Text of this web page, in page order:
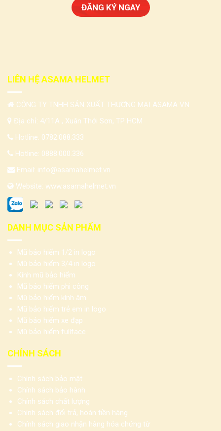
LIÊN HỆ ASAMA HELMET
CÔNG TY TNHH SẢN XUẤT THƯƠNG MẠI ASAMA VN
Địa chỉ: 4/11A , Xuân Thới Sơn, TP HCM
Hotline: 0782.088.333
Hotline: 0888.000.336
Email: info@asamahelmet.vn
Website: www.asamahelmet.vn
DANH MỤC SẢN PHẨM
Mũ bảo hiểm 1/2 in logo
Mũ bảo hiểm 3/4 in logo
Kính mũ bảo hiểm
Mũ bảo hiểm phi công
Mũ bảo hiểm kính âm
Mũ bảo hiểm trẻ em in logo
Mũ bảo hiểm xe đạp
Mũ bảo hiểm fullface
CHÍNH SÁCH
Chính sách bảo mật
Chính sách bảo hành
Chính sách chất lượng
Chính sách đổi trả, hoàn tiền hàng
Chính sách giao nhận hàng hóa chứng từ